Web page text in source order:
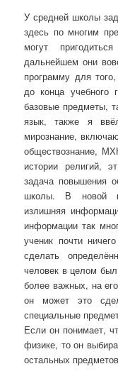
У средней школы
здесь по многим
могут
дальнейшем они
программу для
до конца учебного
базовые предметы,
язык, также я
мирознание,
обществознание,
истории религий,
задача повышения
школы. В новой
излишняя
информации так
ученик почти
сделать
человек в целом
более важных, на
он может это
специальные
Если он понимает,
физике, то он
остальных